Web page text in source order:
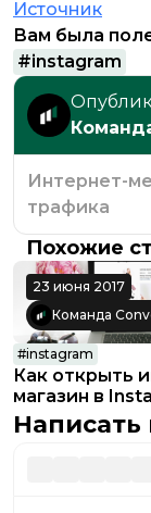
Источник
Вам была
#instagram
Интернет-
трафика
Похожие
23 июня 2017
Команда
#instagram
Как открыть
магазин в